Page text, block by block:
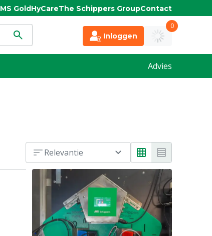
MS GoldHyCareThe Schippers GroupContact
Inloggen
0
Advies
Relevantie